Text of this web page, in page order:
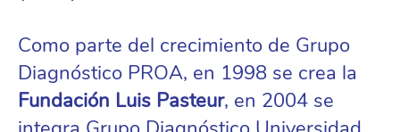
Como parte del crecimiento de Grupo
Diagnóstico PROA, en 1998 se crea la
Fundación Luis Pasteur, en 2004 se